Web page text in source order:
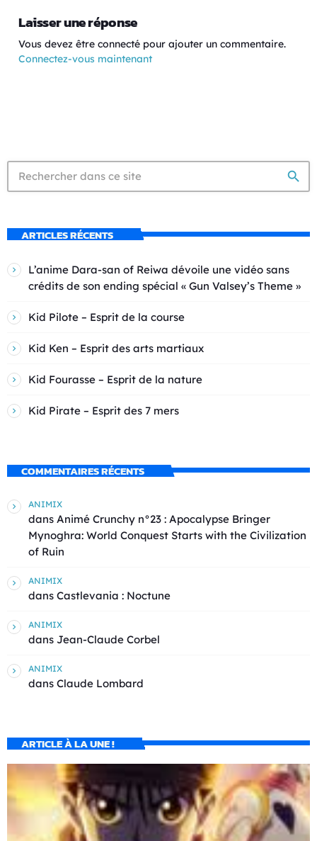
Laisser une réponse
Vous devez être connecté pour ajouter un commentaire.
Connectez-vous maintenant
search
ARTICLES RÉCENTS
L’anime Dara-san of Reiwa dévoile une vidéo sans
crédits de son ending spécial « Gun Valsey’s Theme »
Kid Pilote – Esprit de la course
Kid Ken – Esprit des arts martiaux
Kid Fourasse – Esprit de la nature
Kid Pirate – Esprit des 7 mers
COMMENTAIRES RÉCENTS
ANIMIX
dans Animé Crunchy n°23 : Apocalypse Bringer
Mynoghra: World Conquest Starts with the Civilization
of Ruin
ANIMIX
dans Castlevania : Noctune
ANIMIX
dans Jean-Claude Corbel
ANIMIX
dans Claude Lombard
ARTICLE À LA UNE !